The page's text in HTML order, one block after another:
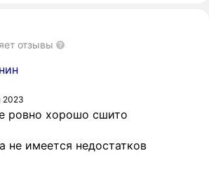
отзывы
2023
ровно хорошо сшито
не имеется недостатков